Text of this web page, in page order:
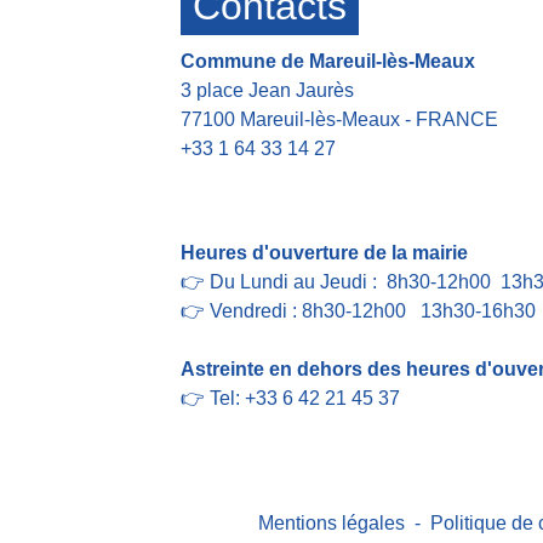
Commune de Mareuil-lès-Meaux
3 place Jean Jaurès
77100 Mareuil-lès-Meaux - FRANCE
+33 1 64 33 14 27
Heures d'ouverture de la mairie
👉 Du Lundi au Jeudi : 8h30-12h00
👉 Vendredi : 8h30-12h00 13h30-16h30
Astreinte en dehors des heures
👉 Tel: +33 6 42 21 45 37
Mentions légales - Politique de